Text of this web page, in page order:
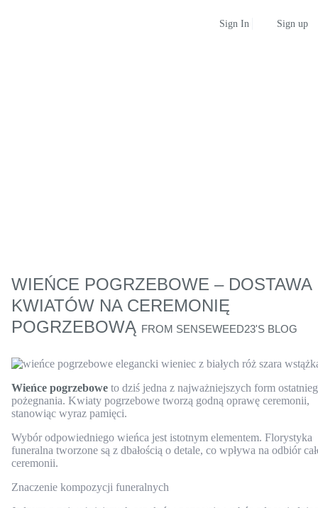
Sign In Sign up
WIEŃCE POGRZEBOWE – DOSTAWA
KWIATÓW NA CEREMONIĘ
POGRZEBOWĄ FROM SENSEWEED23'S BLOG
Wieńce pogrzebowe to dziś jedna z najważniejszych form
pożegnania. Kwiaty pogrzebowe tworzą godną oprawę ceremonii,
stanowiąc wyraz pamięci.
Wybór odpowiedniego wieńca jest istotnym elementem. Florystyka
funeralna tworzone są z dbałością o detale, co wpływa na odbiór
ceremonii.
Znaczenie kompozycji funeralnych